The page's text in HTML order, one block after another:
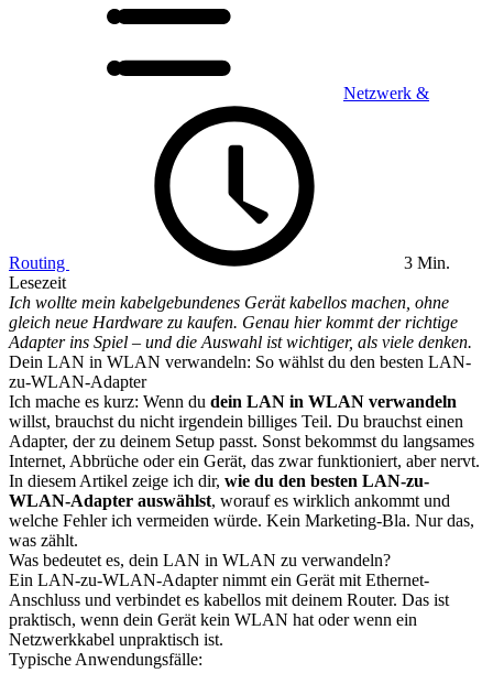
Netzwerk &
Routing
3 Min.
Lesezeit
Ich wollte mein kabelgebundenes Gerät kabellos machen, ohne
gleich neue Hardware zu kaufen. Genau hier kommt der richtige
Adapter ins Spiel – und die Auswahl ist wichtiger, als viele denken.
Dein LAN in WLAN verwandeln: So wählst du den besten LAN-
zu-WLAN-Adapter
Ich mache es kurz: Wenn du dein LAN in WLAN verwandeln
willst, brauchst du nicht irgendein billiges Teil. Du brauchst einen
Adapter, der zu deinem Setup passt. Sonst bekommst du langsames
Internet, Abbrüche oder ein Gerät, das zwar funktioniert, aber nervt.
In diesem Artikel zeige ich dir, wie du den besten LAN-zu-
WLAN-Adapter auswählst, worauf es wirklich ankommt und
welche Fehler ich vermeiden würde. Kein Marketing-Bla. Nur das,
was zählt.
Was bedeutet es, dein LAN in WLAN zu verwandeln?
Ein LAN-zu-WLAN-Adapter nimmt ein Gerät mit Ethernet-
Anschluss und verbindet es kabellos mit deinem Router. Das ist
praktisch, wenn dein Gerät kein WLAN hat oder wenn ein
Netzwerkkabel unpraktisch ist.
Typische Anwendungsfälle: